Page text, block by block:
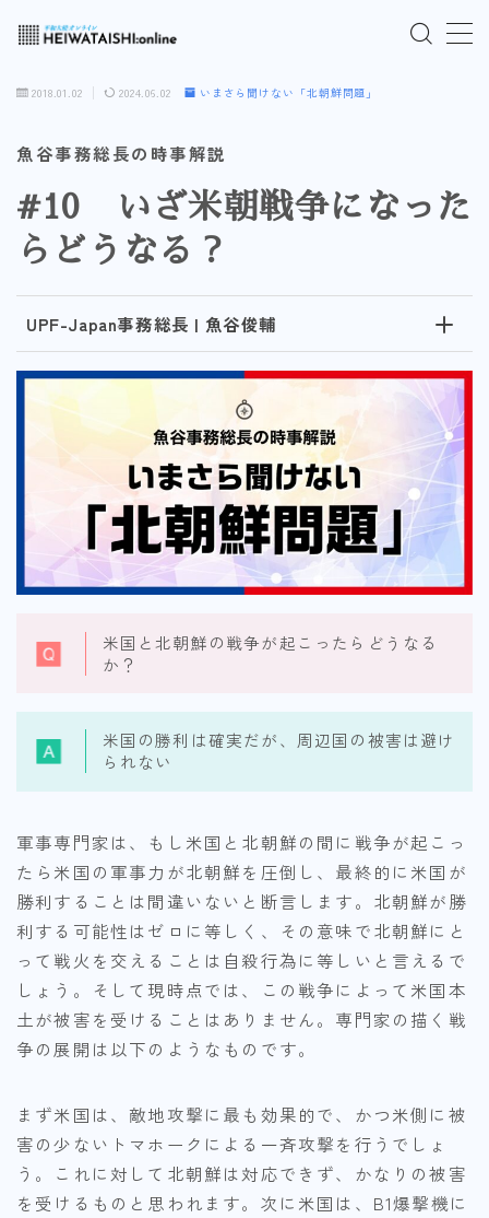
ご入会はこちら
ログインはこちら
「HEIWATAISHI:online」について
プライバシーポリシー
お問い合わせ
2018.01.02 2024.06.02 いまさら聞けない「北朝鮮問題」
魚谷事務総長の時事解説
#10 いざ米朝戦争になった
らどうなる？
UPF-Japan事務総長 | 魚谷俊輔
米国と北朝鮮の戦争が起こったらどうなる
か？
米国の勝利は確実だが、周辺国の被害は避け
られない
軍事専門家は、もし米国と北朝鮮の間に戦争が起こっ
たら米国の軍事力が北朝鮮を圧倒し、最終的に米国が
勝利することは間違いないと断言します。北朝鮮が勝
利する可能性はゼロに等しく、その意味で北朝鮮にと
って戦火を交えることは自殺行為に等しいと言えるで
しょう。そして現時点では、この戦争によって米国本
土が被害を受けることはありません。専門家の描く戦
争の展開は以下のようなものです。
まず米国は、敵地攻撃に最も効果的で、かつ米側に被
害の少ないトマホークによる一斉攻撃を行うでしょ
う。これに対して北朝鮮は対応できず、かなりの被害
を受けるものと思われます。次に米国は、B1爆撃機に